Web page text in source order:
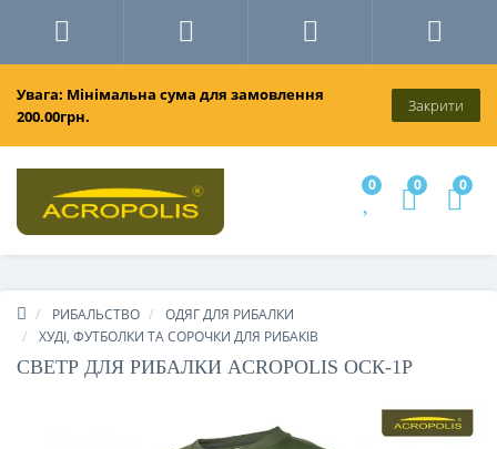
Увага: Мінімальна сума для замовлення
200.00грн.
Закрити
0 0 0
РИБАЛЬСТВО
ОДЯГ ДЛЯ РИБАЛКИ
ХУДІ, ФУТБОЛКИ ТА СОРОЧКИ ДЛЯ РИБАКІВ
СВЕТР ДЛЯ РИБАЛКИ ACROPOLIS ОСК-1Р